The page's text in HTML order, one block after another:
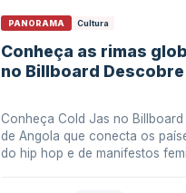
PANORAMA Cultura
Conheça as rimas
no Billboard Descobre
Conheça Cold Jas no
de Angola que conecta os
do hip hop e de manifestos